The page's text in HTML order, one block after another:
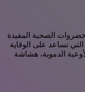
الصحية المفيدة
تساعد على الوقاية
الدموية، هشاشة